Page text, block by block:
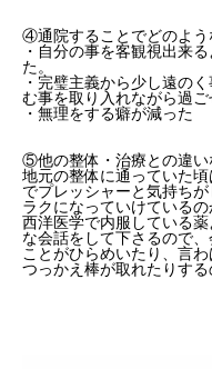
④通院することでどのよう
・自分の事を客観視出来
た。
・完璧主義から少し遠の
む事を取り入れながら過ご
・無理をする癖が減った
⑤他の整体・治療との違い
地元の整体に通っていた
でプレッシャーと気持ちが
ラクになっていけている
西洋医学で内服している
な会話をして下さるので
ことがひらめいたり、言
つっかえ棒が取れたりする